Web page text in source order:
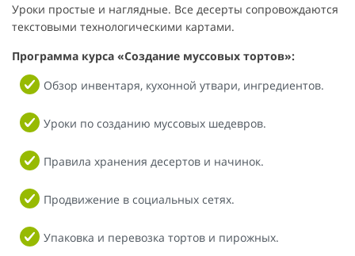
Уроки простые и наглядные. Все десерты сопровождаются
текстовыми технологическими картами.
Программа курса «Создание муссовых тортов»:
Обзор инвентаря, кухонной утвари, ингредиентов.
Уроки по созданию муссовых шедевров.
Правила хранения десертов и начинок.
Продвижение в социальных сетях.
Упаковка и перевозка тортов и пирожных.